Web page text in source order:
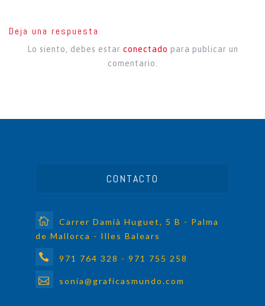
Deja una respuesta
Lo siento, debes estar conectado para publicar un
comentario.
CONTACTO
Carrer Damià Huguet, 5 B - Palma
de Mallorca - Illes Balears
971 764 328 - 971 755 258
sonia@graficasmundo.com